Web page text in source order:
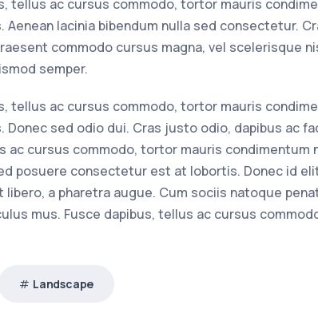
tellus ac cursus commodo, tortor mauris
Aenean lacinia bibendum nulla sed consectetur.
commodo cursus magna, vel scelerisque
semper.
tellus ac cursus commodo, tortor mauris
Donec sed odio dui. Cras justo odio, dapibus ac
ac cursus commodo, tortor mauris
posuere consectetur est at lobortis. Donec id
libero, a pharetra augue. Cum sociis natoque
mus. Fusce dapibus, tellus ac cursus
Landscape